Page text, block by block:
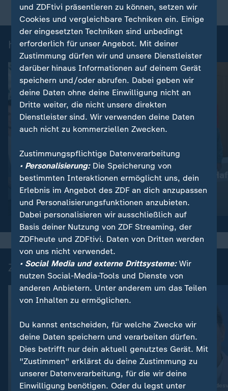
heute-Nachrichten: Einzelbeiträge
Wetter:
So wird das Wetter
Video1:17
Lebenslange
Anschlag
Video1:33
Zuletzt auf ZDFheute veröffentlicht
Update
Update am Morgen: Richterwahl am
und ZDFtivi präsentieren zu können, setzen wir
Cookies und vergleichbare Techniken ein. Einige
der eingesetzten Techniken sind unbedingt
erforderlich für unser Angebot. Mit deiner
Zustimmung dürfen wir und unsere Dienstleister
darüber hinaus Informationen auf deinem Gerät
speichern und/oder abrufen. Dabei geben wir
deine Daten ohne deine Einwilligung nicht an
Dritte weiter, die nicht unsere direkten
Dienstleister sind. Wir verwenden deine Daten
auch nicht zu kommerziellen Zwecken.
Zustimmungspflichtige Datenverarbeitung
• Personalisierung:Die Speicherung von
bestimmten Interaktionen ermöglicht uns, dein
Erlebnis im Angebot des ZDF an dich anzupassen
und Personalisierungsfunktionen anzubieten.
Dabei personalisieren wir ausschließlich auf
Basis deiner Nutzung von ZDF Streaming, der
ZDFheute und ZDFtivi. Daten von Dritten werden
von uns nicht verwendet.
• Social Media und externe Drittsysteme:Wir
nutzen Social-Media-Tools und Dienste von
anderen Anbietern. Unter anderem um das Teilen
von Inhalten zu ermöglichen.
Du kannst entscheiden, für welche Zwecke wir
deine Daten speichern und verarbeiten dürfen.
Dies betrifft nur dein aktuell genutztes Gerät. Mit
"Zustimmen" erklärst du deine Zustimmung zu
unserer Datenverarbeitung, für die wir deine
Einwilligung benötigen. Oder du legst unter